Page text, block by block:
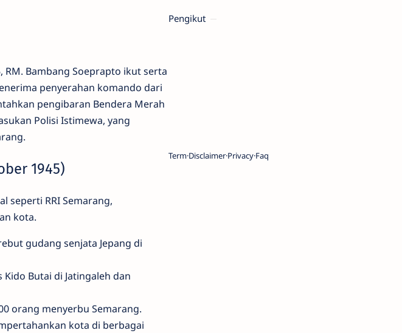
RM. Bambang Soeprapto ikut serta
penyerahan komando dari
pengibaran Bendera Merah
Polisi Istimewa, yang
1945)
seperti RRI Semarang,
kota.
gudang senjata Jepang di
Butai di Jatingaleh dan
orang menyerbu Semarang.
kota di berbagai
Pengikut
TermDisclaimerPrivacyFaq